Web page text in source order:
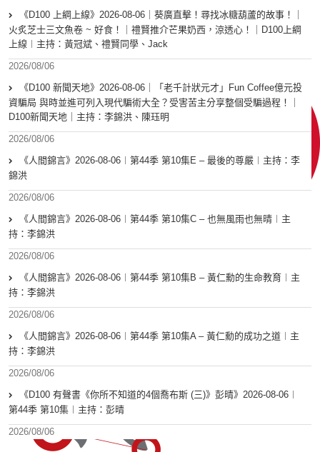
《D100 上綱上線》2026-08-06｜葵廣直擊！尋找冰糖葫蘆的故事！｜
火炙芝士三文魚卷 ~ 好食！｜禮賢推介芒果奶西，涼透心！｜D100上綱
上線︱主持：黃冠斌、禮賢同學、Jack
2026/08/06
《D100 新聞天地》2026-08-06｜「老千計狀元才」Fun Coffee億元投
資騙局 與時並進可列入現代騙術大全？受害苦主分享整個受騙過程！｜
D100新聞天地｜主持：李錦洪、陳珏明
2026/08/06
《人間錦言》2026-08-06︱第44季 第10集E – 最後的尊嚴︱主持：李
錦洪
2026/08/06
《人間錦言》2026-08-06︱第44季 第10集C – 也無風雨也無晴︱主
持：李錦洪
2026/08/06
《人間錦言》2026-08-06︱第44季 第10集B – 黃仁勳的生命教育︱主
持：李錦洪
2026/08/06
《人間錦言》2026-08-06︱第44季 第10集A – 黃仁勳的成功之道︱主
持：李錦洪
2026/08/06
《D100 有聲書《你所不知道的4個喬布斯 (三)》彭晴》2026-08-06︱
第44季 第10集︱主持：彭晴
2026/08/06